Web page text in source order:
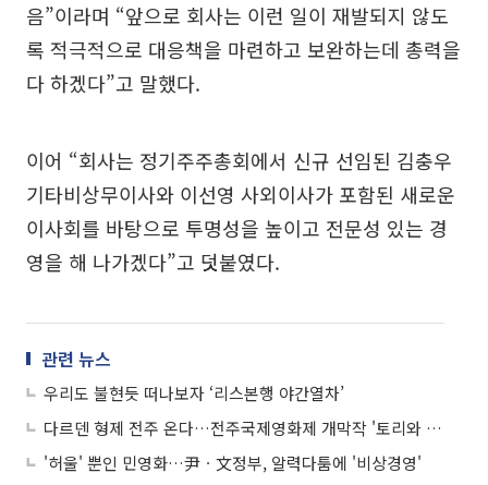
음”이라며 “앞으로 회사는 이런 일이 재발되지 않도
록 적극적으로 대응책을 마련하고 보완하는데 총력을
다 하겠다”고 말했다.
이어 “회사는 정기주주총회에서 신규 선임된 김충우
기타비상무이사와 이선영 사외이사가 포함된 새로운
이사회를 바탕으로 투명성을 높이고 전문성 있는 경
영을 해 나가겠다”고 덧붙였다.
관련 뉴스
우리도 불현듯 떠나보자 ‘리스본행 야간열차’
다르덴 형제 전주 온다…전주국제영화제 개막작 '토리와 로키타'
'허울' 뿐인 민영화…尹ㆍ文정부, 알력다툼에 '비상경영'